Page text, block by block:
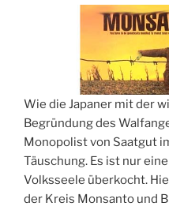
Wie die Japaner mit der
Begründung des
Monopolist von Saatgut
Täuschung. Es ist nur
Volksseele überkocht.
der Kreis Monsanto und